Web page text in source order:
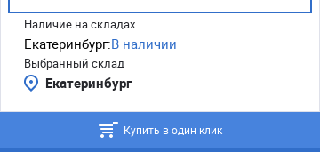
Наличие на складах
Екатеринбург:В наличии
Выбранный склад
Екатеринбург
Купить в один клик